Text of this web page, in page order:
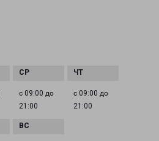
с 09:00 до
21:00
с 09:00 до
21:00